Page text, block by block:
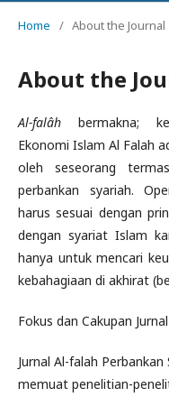
Home / About the Journal
About the
Al-falâh bermakna;
Ekonomi Islam Al Falah
oleh seseorang
perbankan syariah.
harus sesuai dengan
dengan syariat Islam
hanya untuk mencari
kebahagiaan di akhirat
Fokus dan Cakupan
Jurnal Al-falah
memuat penelitian-